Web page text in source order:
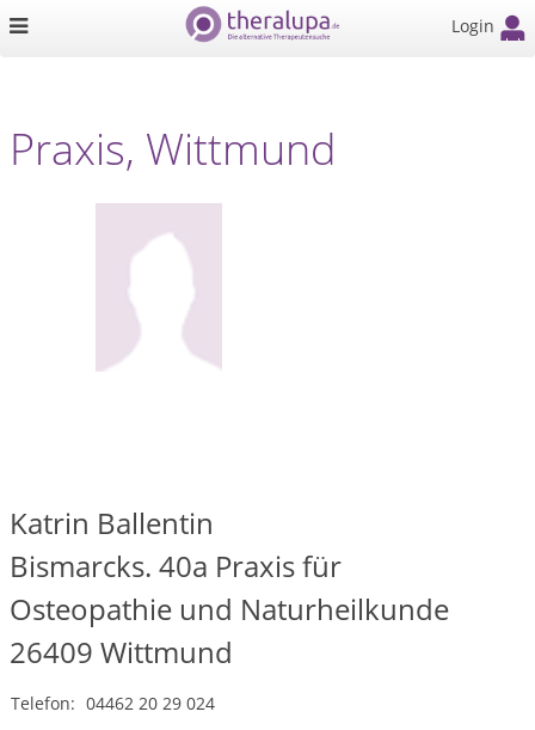
Login
Praxis, Wittmund
Katrin Ballentin
Bismarcks. 40a Praxis für
Osteopathie und Naturheilkunde
26409 Wittmund
Telefon: 04462 20 29 024